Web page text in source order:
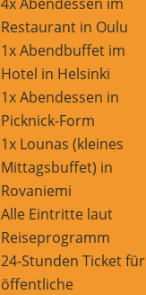
Restaurant in Oulu
1x Abendbuffet im
Hotel in Helsinki
1x Abendessen in
Picknick-Form
1x Lounas (kleines
Mittagsbuffet) in
Rovaniemi
Alle Eintritte laut
Reiseprogramm
24-Stunden Ticket für
öffentliche